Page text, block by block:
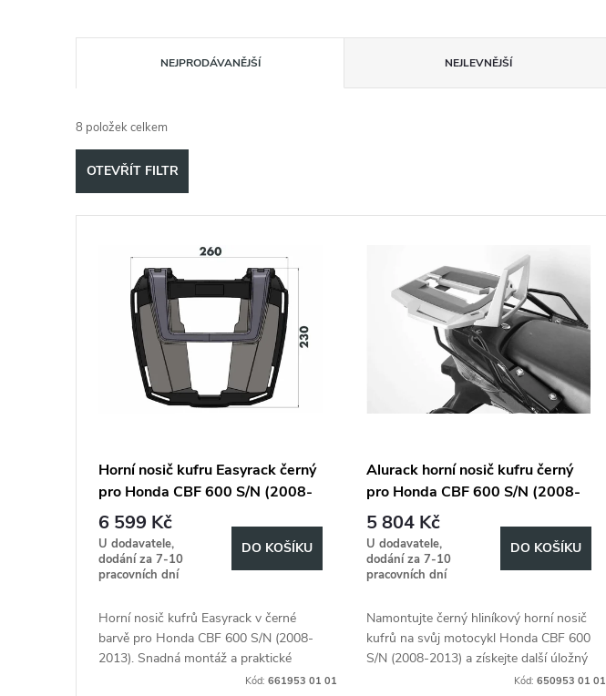
a
z
e
NEJPRODÁVANĚJŠÍ NEJLEVNĚJŠÍ
8 položek celkem
OTEVŘÍT FILTR
Horní nosič kufru Easyrack černý
pro Honda CBF 600 S/N (2008-
2013)
6 599 Kč
U dodavatele,
dodání za 7-10
pracovních dní
DO KOŠÍKU
Horní nosič kufrů Easyrack v černé
barvě pro Honda CBF 600 S/N (2008-
2013). Snadná montáž a praktické
Kód:661953 01 01
Alurack horní nosič kufru černý
pro Honda CBF 600 S/N (2008-
2013)
5 804 Kč
U dodavatele,
dodání za 7-10
pracovních dní
DO KOŠÍKU
Namontujte černý hliníkový horní nosič
kufrů na svůj motocykl Honda CBF 600
S/N (2008-2013) a získejte další úložný
Kód: 650953 01 01